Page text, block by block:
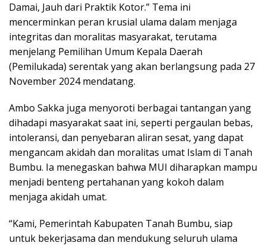
Damai, Jauh dari Praktik Kotor.” Tema ini
mencerminkan peran krusial ulama dalam menjaga
integritas dan moralitas masyarakat, terutama
menjelang Pemilihan Umum Kepala Daerah
(Pemilukada) serentak yang akan berlangsung pada 27
November 2024 mendatang.
Ambo Sakka juga menyoroti berbagai tantangan yang
dihadapi masyarakat saat ini, seperti pergaulan bebas,
intoleransi, dan penyebaran aliran sesat, yang dapat
mengancam akidah dan moralitas umat Islam di Tanah
Bumbu. Ia menegaskan bahwa MUI diharapkan mampu
menjadi benteng pertahanan yang kokoh dalam
menjaga akidah umat.
“Kami, Pemerintah Kabupaten Tanah Bumbu, siap
untuk bekerjasama dan mendukung seluruh ulama